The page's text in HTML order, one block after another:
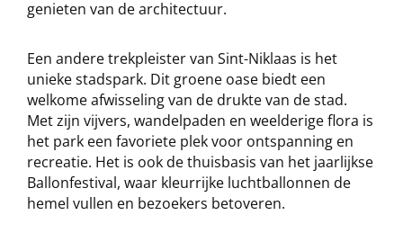
genieten van de architectuur.
Een andere trekpleister van Sint-Niklaas is het
unieke stadspark. Dit groene oase biedt een
welkome afwisseling van de drukte van de stad.
Met zijn vijvers, wandelpaden en weelderige flora is
het park een favoriete plek voor ontspanning en
recreatie. Het is ook de thuisbasis van het jaarlijkse
Ballonfestival, waar kleurrijke luchtballonnen de
hemel vullen en bezoekers betoveren.